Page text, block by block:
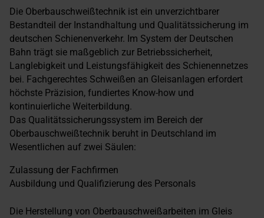
Die Oberbauschweißtechnik ist ein unverzichtbarer
Bestandteil der Instandhaltung und Qualitätssicherung im
deutschen Schienenverkehr. Im System der Deutschen
Bahn trägt sie maßgeblich zur Betriebssicherheit,
Langlebigkeit und Leistungsfähigkeit des Schienennetzes
bei. Fachgerechtes Schweißen an Gleisanlagen erfordert
höchste Präzision, fundiertes Know-how und
kontinuierliche Weiterbildung.
Das Qualitätssicherungssystem im Bereich der
Oberbauschweißtechnik beruht in Deutschland im
Wesentlichen auf zwei Säulen:
Zulassung der Fachfirmen
Ausbildung und Qualifizierung des Personals
Die Herstellung von Oberbauschweißarbeiten im Gleis